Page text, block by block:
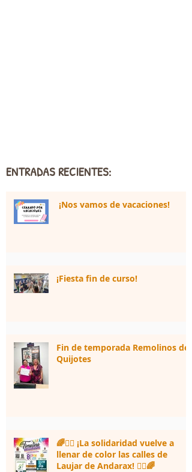
ENTRADAS RECIENTES:
¡Nos vamos de vacaciones!
¡Fiesta fin de curso!
Fin de temporada Remolinos de
Quijotes
🌈🏃‍♀️ ¡La solidaridad vuelve a
llenar de color las calles de
Laujar de Andarax! 🏃‍♂️🌈